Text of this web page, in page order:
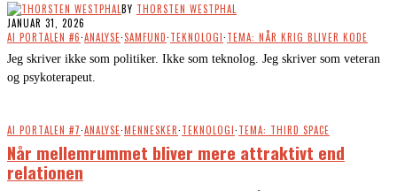
BY THORSTEN WESTPHAL
JANUAR 31, 2026
AI PORTALEN #6·ANALYSE·SAMFUND·TEKNOLOGI·TEMA: NÅR KRIG BLIVER KODE
Jeg skriver ikke som politiker. Ikke som teknolog. Jeg skriver som veteran
og psykoterapeut.
AI PORTALEN #7·ANALYSE·MENNESKER·TEKNOLOGI·TEMA: THIRD SPACE
Når mellemrummet bliver mere attraktivt end
relationen